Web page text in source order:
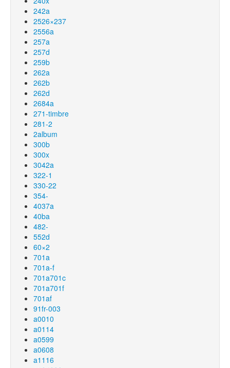
242a
2526×237
2556a
257a
257d
259b
262a
262b
262d
2684a
271-timbre
281-2
2album
300b
300x
3042a
322-1
330-22
354-
4037a
40ba
482-
552d
60×2
701a
701a-f
701a701c
701a701f
701af
91fr-003
a0010
a0114
a0599
a0608
a1116